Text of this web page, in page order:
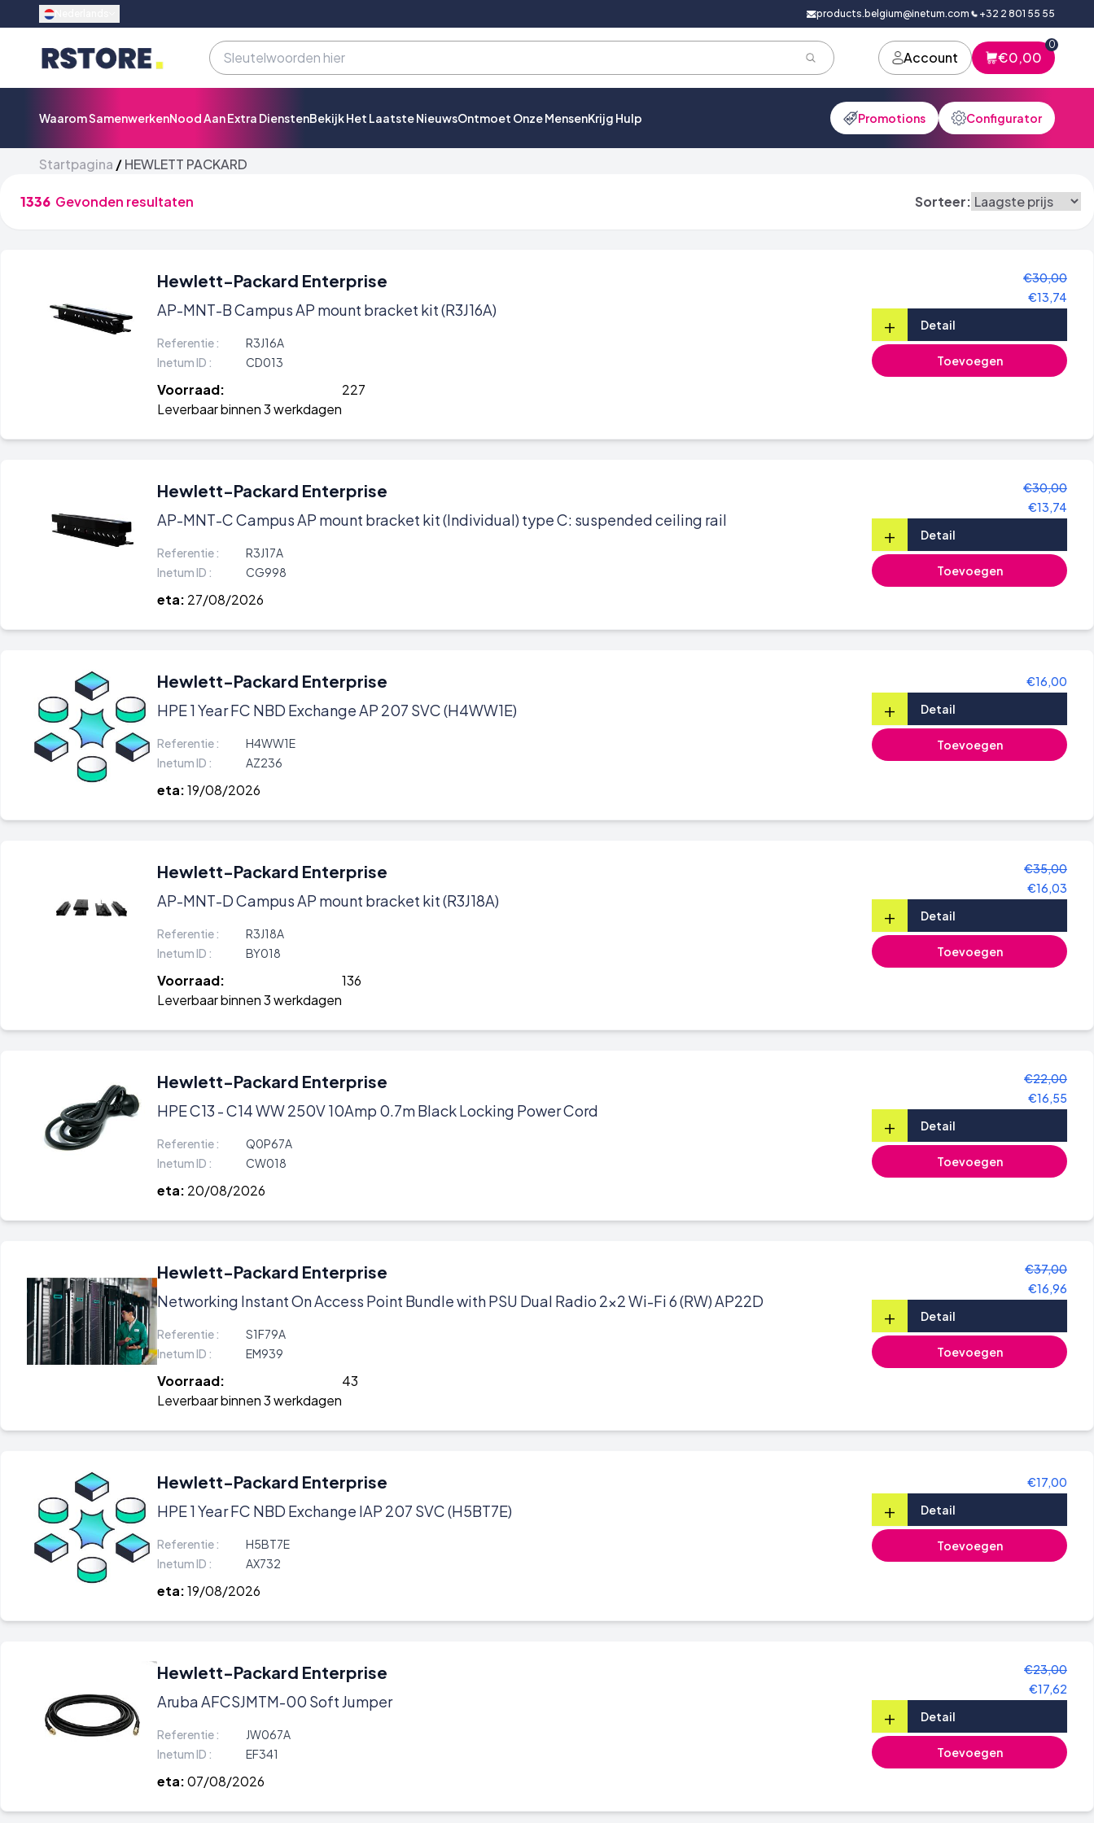
products.belgium@inetum.com +32 2 801 55 55
Account €0,00
0
Waarom SamenwerkenNood Aan Extra DienstenBekijk Het Laatste NieuwsOntmoet Onze MensenKrijg Hulp Promotions Configurator
Startpagina /HEWLETT PACKARD
1336 Gevonden resultaten Sorteer:
Hewlett-Packard Enterprise
AP-MNT-B Campus AP mount bracket kit (R3J16A)
Referentie :
R3J16A
Inetum ID :
CD013
Voorraad:
227
Leverbaar binnen 3 werkdagen
€30,00
€13,74
+ Detail
Toevoegen
Hewlett-Packard Enterprise
AP-MNT-C Campus AP mount bracket kit (Individual) type C: suspended ceiling rail
Referentie :
R3J17A
Inetum ID :
CG998
eta: 27/08/2026
€30,00
€13,74
+ Detail
Toevoegen
Hewlett-Packard Enterprise
HPE 1 Year FC NBD Exchange AP 207 SVC (H4WW1E)
Referentie :
H4WW1E
Inetum ID :
AZ236
eta:19/08/2026
€16,00
+ Detail
Toevoegen
Hewlett-Packard Enterprise
AP-MNT-D Campus AP mount bracket kit (R3J18A)
Referentie :
R3J18A
Inetum ID :
BY018
Voorraad:
136
Leverbaar binnen 3 werkdagen
€35,00
€16,03
+ Detail
Toevoegen
Hewlett-Packard Enterprise
HPE C13 - C14 WW 250V 10Amp 0.7m Black Locking Power Cord
Referentie :
Q0P67A
Inetum ID :
CW018
eta: 20/08/2026
€22,00
€16,55
+ Detail
Toevoegen
Hewlett-Packard Enterprise
Networking Instant On Access Point Bundle with PSU Dual Radio 2x2 Wi-Fi 6 (RW) AP22D
Referentie :
S1F79A
Inetum ID :
EM939
Voorraad:
43
Leverbaar binnen 3 werkdagen
€37,00
€16,96
+ Detail
Toevoegen
Hewlett-Packard Enterprise
HPE 1 Year FC NBD Exchange IAP 207 SVC (H5BT7E)
Referentie :
H5BT7E
Inetum ID :
AX732
eta:19/08/2026
€17,00
+ Detail
Toevoegen
Hewlett-Packard Enterprise
Aruba AFCSJMTM-00 Soft Jumper
Referentie :
JW067A
Inetum ID :
EF341
eta:07/08/2026
€23,00
€17,62
+ Detail
Toevoegen